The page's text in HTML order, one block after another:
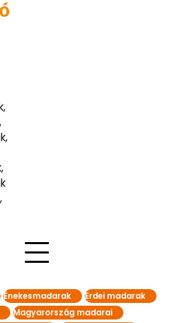
Énekesmadarak
Erdei madarak
Magyarország madarai